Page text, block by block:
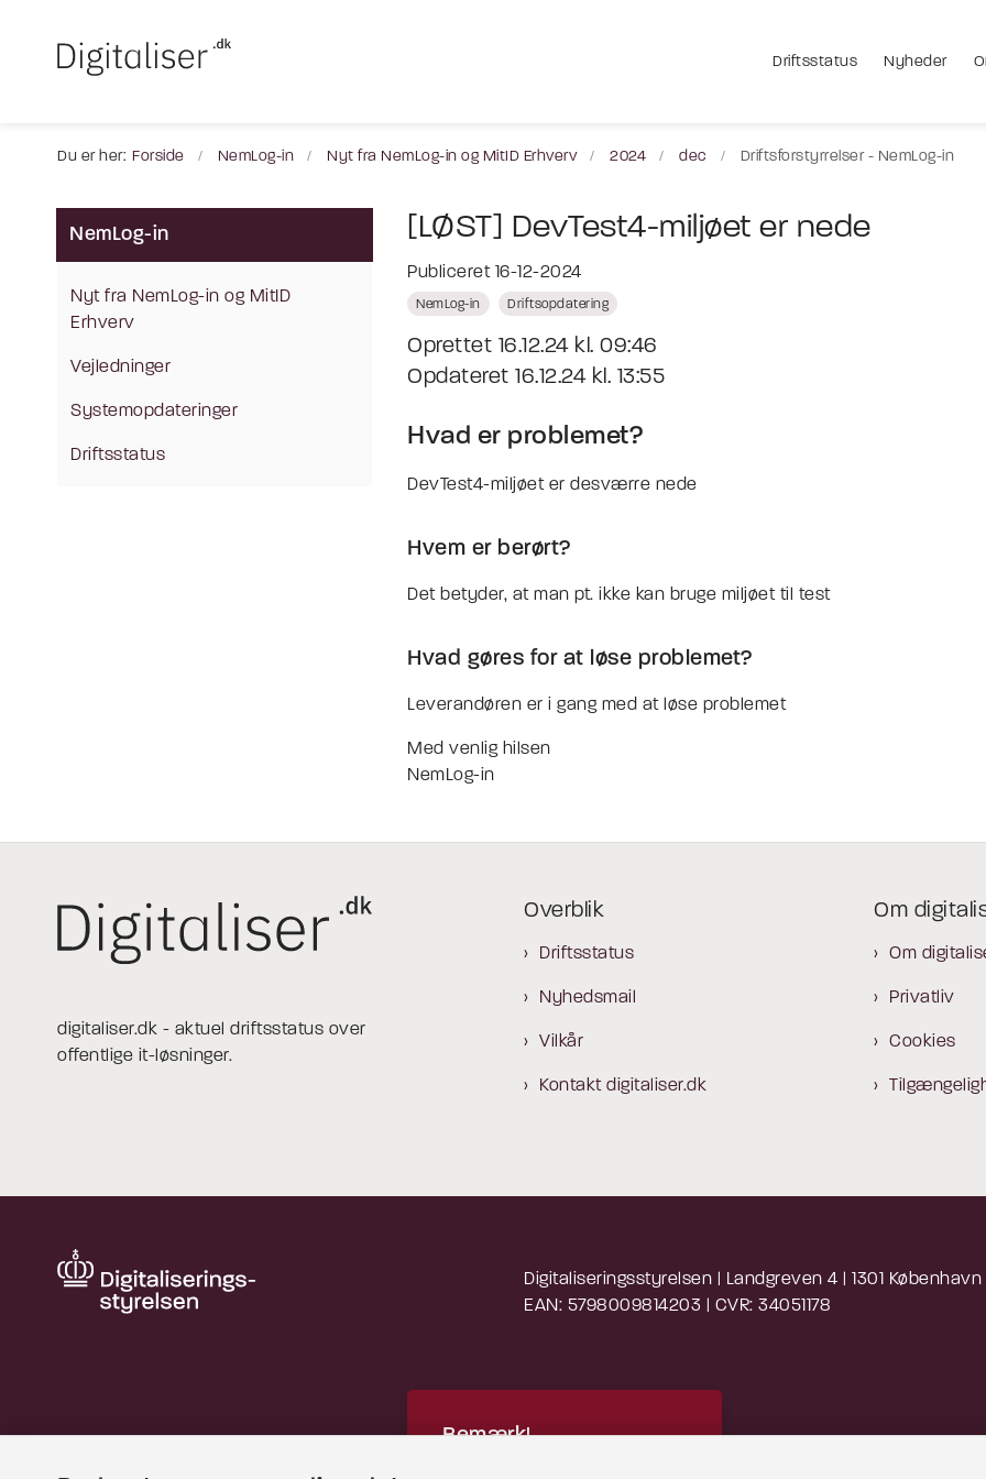
Driftsstatus Nyheder
Du er her: Forside NemLog-in Nyt fra NemLog-in og MitID Erhverv 2024 dec Driftsforstyrrelser - NemLog-in
NemLog-in
Nyt fra NemLog-in og MitID
Erhverv
Vejledninger
Systemopdateringer
Driftsstatus
[LØST] DevTest4-miljøet er nede
Publiceret 16-12-2024
NemLog-in Driftsopdatering
Oprettet 16.12.24 kl. 09:46
Opdateret 16.12.24 kl. 13:55
Hvad er problemet?
DevTest4-miljøet er desværre nede
Hvem er berørt?
Det betyder, at man pt. ikke kan bruge miljøet til test
Hvad gøres for at løse problemet?
Leverandøren er i gang med at løse problemet
Med venlig hilsen
NemLog-in
digitaliser.dk - aktuel driftsstatus over
offentlige it-løsninger.
Overblik
Driftsstatus
Nyhedsmail
Vilkår
Kontakt digitaliser.dk
Om
Om
Privatliv
Cookies
Digitaliseringsstyrelsen | Landgreven 4 | 1301 København
EAN: 5798009814203 | CVR: 34051178
Bemærk!